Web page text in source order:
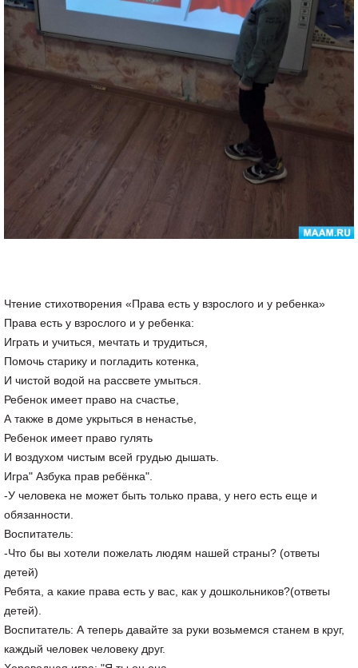
Чтение стихотворения «Права есть у взрослого и у ребенка»
Права есть у взрослого и у ребенка:
Играть и учиться, мечтать и трудиться,
Помочь старику и погладить котенка,
И чистой водой на рассвете умыться.
Ребенок имеет право на счастье,
А также в доме укрыться в ненастье,
Ребенок имеет право гулять
И воздухом чистым всей грудью дышать.
Игра" Азбука прав ребёнка".
-У человека не может быть только права, у него есть еще и
обязанности.
Воспитатель:
-Что бы вы хотели пожелать людям нашей страны? (ответы
детей)
Ребята, а какие права есть у вас, как у дошкольников?(ответы
детей).
Воспитатель: А теперь давайте за руки возьмемся станем в круг,
каждый человек человеку друг.